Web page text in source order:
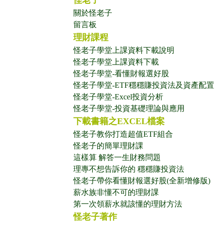
關於怪老子
留言板
理財課程
怪老子學堂上課資料下載說明
怪老子學堂上課資料下載
怪老子學堂-看懂財報選好股
怪老子學堂-ETF穩穩賺投資法及資產配置
怪老子學堂-Excel投資分析
怪老子學堂-投資基礎理論與應用
下載書籍之EXCEL檔案
怪老子教你打造超值ETF組合
怪老子的簡單理財課
這樣算 解答一生財務問題
理專不想告訴你的 穩穩賺投資法
怪老子帶你看懂財報選好股(全新增修版)
薪水族非懂不可的理財課
第一次領薪水就該懂的理財方法
怪老子著作